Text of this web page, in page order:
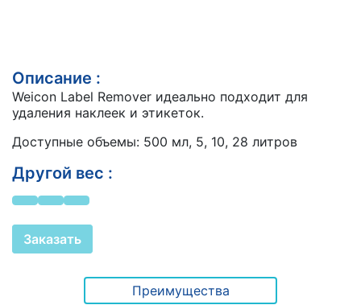
Описание :
Weicon Label Remover идеально подходит для
удаления наклеек и этикеток.
Доступные объемы: 500 мл, 5, 10, 28 литров
Другой вес :
Заказать
Преимущества